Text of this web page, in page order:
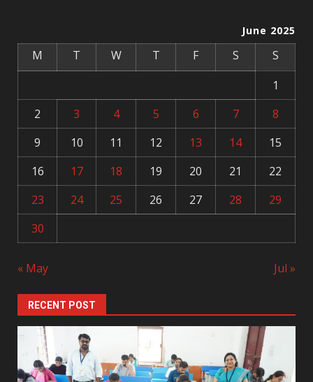
June 2025
M T W T F S
S
1
2
3 4 5 6 7
8
9
10 11 12 13 14
15
16
17 18 19 20 21
22
23
24 25 26 27 28
29
30
« May Jul »
RECENT POST